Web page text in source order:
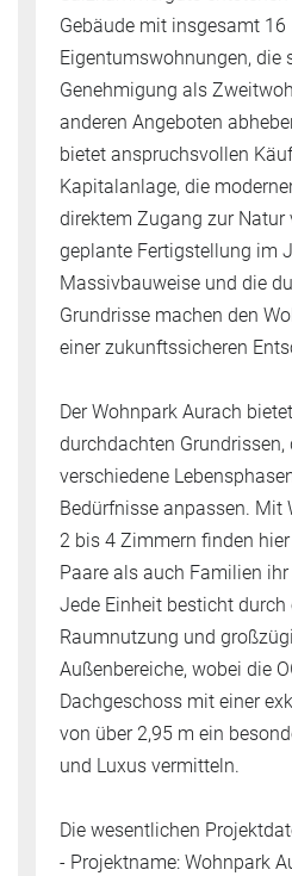
Gebäude mit insgesamt 16
Eigentumswohnungen, die
Genehmigung als
anderen Angeboten
bietet anspruchsvollen
Kapitalanlage, die
direktem Zugang zur Natur
geplante Fertigstellung im
Massivbauweise und die
Grundrisse machen den
einer zukunftssicheren
Der Wohnpark Aurach
durchdachten
verschiedene
Bedürfnisse anpassen. Mit
2 bis 4 Zimmern finden
Paare als auch Familien
Jede Einheit besticht
Raumnutzung und
Außenbereiche, wobei die
Dachgeschoss mit einer
von über 2,95 m ein
und Luxus vermitteln.
Die wesentlichen
- Projektname: Wohnpark